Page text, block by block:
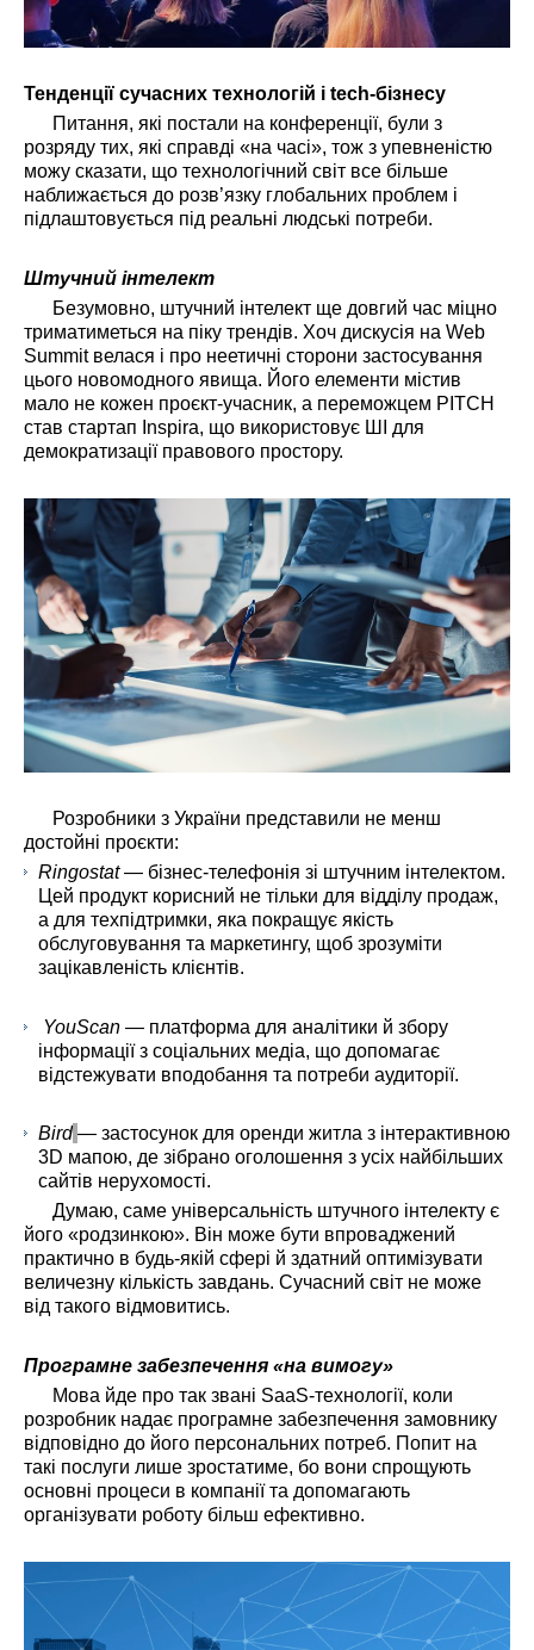
Тенденції сучасних технологій і tech-бізнесу
Питання, які постали на конференції, були з
розряду тих, які справді «на часі», тож з упевненістю
можу сказати, що технологічний світ все більше
наближається до розв’язку глобальних проблем і
підлаштовується під реальні людські потреби.
Штучний інтелект
Безумовно, штучний інтелект ще довгий час міцно
триматиметься на піку трендів. Хоч дискусія на Web
Summit велася і про неетичні сторони застосування
цього новомодного явища. Його елементи містив
мало не кожен проєкт-учасник, а переможцем PITCH
став стартап Inspira, що використовує ШІ для
демократизації правового простору.
Розробники з України представили не менш
достойні проєкти:
Ringostat— бізнес-телефонія зі штучним інтелектом.
Цей продукт корисний не тільки для відділу продаж,
а для техпідтримки, яка покращує якість
обслуговування та маркетингу, щоб зрозуміти
зацікавленість клієнтів.
YouScan — платформа для аналітики й збору
інформації з соціальних медіа, що допомагає
відстежувати вподобання та потреби аудиторії.
Bird — застосунок для оренди житла з інтерактивною
3D мапою, де зібрано оголошення з усіх найбільших
сайтів нерухомості.
Думаю, саме універсальність штучного інтелекту є
його «родзинкою». Він може бути впроваджений
практично в будь-якій сфері й здатний оптимізувати
величезну кількість завдань. Сучасний світ не може
від такого відмовитись.
Програмне забезпечення «на вимогу»
Мова йде про так звані SaaS-технології, коли
розробник надає програмне забезпечення замовнику
відповідно до його персональних потреб. Попит на
такі послуги лише зростатиме, бо вони спрощують
основні процеси в компанії та допомагають
організувати роботу більш ефективно.